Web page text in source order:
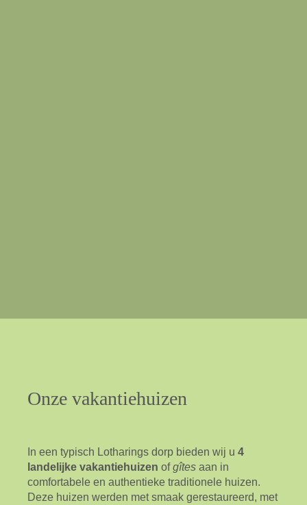
Onze vakantiehuizen
In een typisch Lotharings dorp bieden wij u 4
landelijke vakantiehuizen ofgîtes aan in
comfortabele en authentieke traditionele huizen.
Deze huizen werden met smaak gerestaureerd, met